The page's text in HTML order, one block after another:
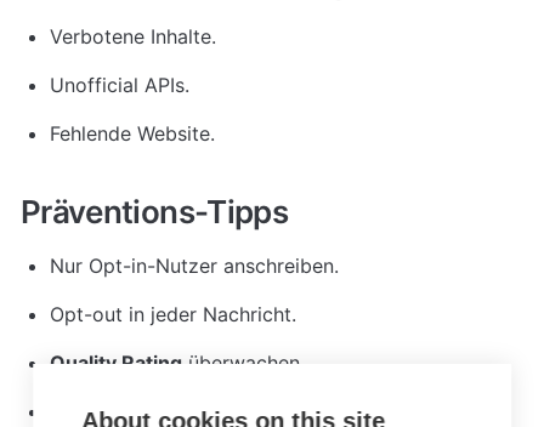
Verbotene Inhalte.
Unofficial APIs.
Fehlende Website.
Präventions-Tipps
Nur Opt-in-Nutzer anschreiben.
Opt-out in jeder Nachricht.
Quality Rating überwachen.
Website aktuell halten.
About cookies on this site